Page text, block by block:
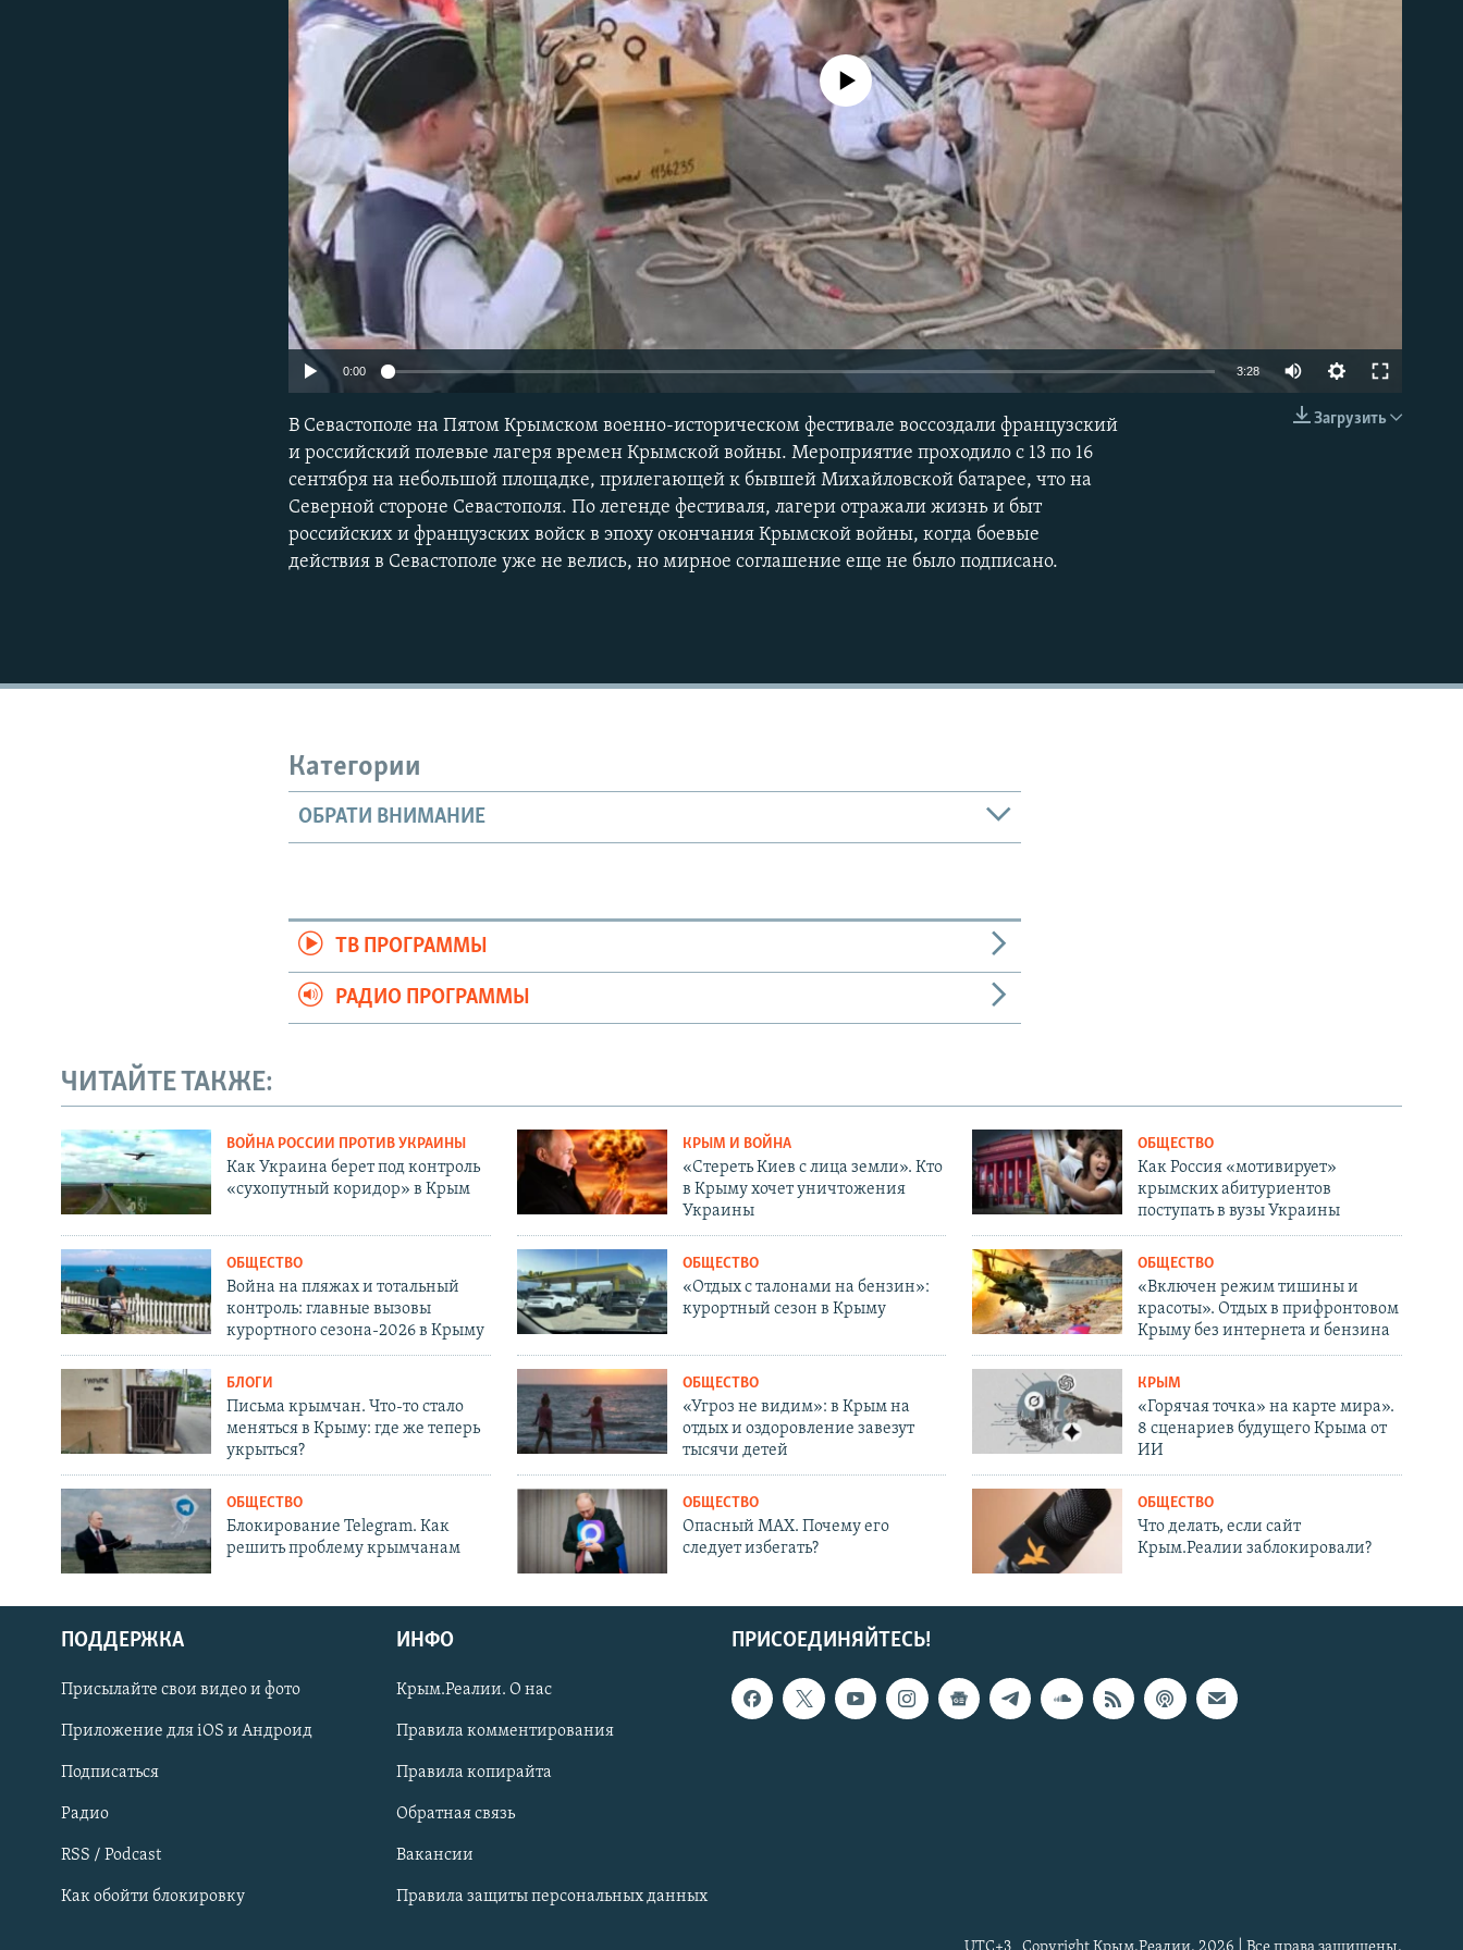
Українською
Qırımtatar
ПРИСОЕДИНЯЙТЕСЬ!
EMBED
No media source currently available
0:00 3:28
Загрузить
В Севастополе на Пятом Крымском военно-историческом фестивале воссоздали французский
и российский полевые лагеря времен Крымской войны. Мероприятие проходило с 13 по 16
сентября на небольшой площадке, прилегающей к бывшей Михайловской батарее, что на
Северной стороне Севастополя. По легенде фестиваля, лагери отражали жизнь и быт
российских и французских войск в эпоху окончания Крымской войны, когда боевые
действия в Севастополе уже не велись, но мирное соглашение еще не было подписано.
Категории
ОБРАТИ ВНИМАНИЕ
ТВ ПРОГРАММЫ
РАДИО ПРОГРАММЫ
ЧИТАЙТЕ ТАКЖЕ:
ВОЙНА РОССИИ ПРОТИВ УКРАИНЫ
Как Украина берет под контроль
«сухопутный коридор» в Крым
КРЫМ И ВОЙНА
«Стереть Киев с лица земли». Кто
в Крыму хочет уничтожения
Украины
ОБЩЕСТВО
Как Россия «мотивирует»
крымских абитуриентов
поступать в вузы Украины
ОБЩЕСТВО
Война на пляжах и тотальный
контроль: главные вызовы
курортного сезона-2026 в Крыму
ОБЩЕСТВО
«Отдых с талонами на бензин»:
курортный сезон в Крыму
ОБЩЕСТВО
«Включен режим тишины и
красоты». Отдых в прифронтовом
Крыму без интернета и бензина
БЛОГИ
Письма крымчан. Что-то стало
меняться в Крыму: где же теперь
укрыться?
ОБЩЕСТВО
«Угроз не видим»: в Крым на
отдых и оздоровление завезут
тысячи детей
КРЫМ
«Горячая точка» на карте мира».
8 сценариев будущего Крыма от
ИИ
ОБЩЕСТВО
Блокирование Telegram. Как
решить проблему крымчанам
ОБЩЕСТВО
Опасный MAX. Почему его
следует избегать?
ОБЩЕСТВО
Что делать, если сайт
Крым.Реалии заблокировали?
ПРИСОЕДИНЯЙТЕСЬ!
ПОДДЕРЖКА
Присылайте свои видео и фото
Приложение для iOS и Андроид
Подписаться
Радио
RSS / Podcast
Как обойти блокировку
ИНФО
Крым.Реалии. О нас
Правила комментирования
Правила копирайта
Обратная связь
Вакансии
Правила защиты персональных данных